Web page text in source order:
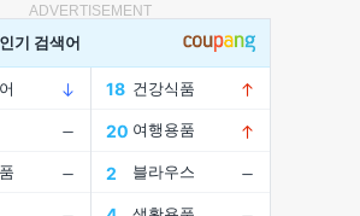
ADVERTISEMENT